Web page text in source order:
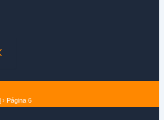
› Página 6